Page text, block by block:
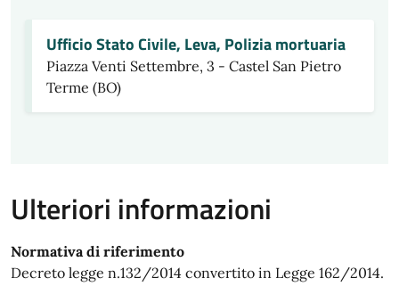
Ufficio Stato Civile, Leva, Polizia mortuaria
Piazza Venti Settembre, 3 - Castel San Pietro
Terme (BO)
Ulteriori informazioni
Normativa di riferimento
Decreto legge n.132/2014 convertito in Legge 162/2014.